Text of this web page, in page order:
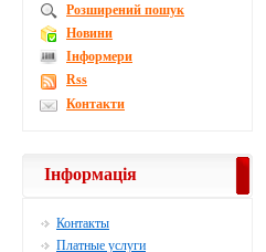
Розширений пошук
Новини
Інформери
Rss
Контакти
Інформація
Контакты
Платные услуги